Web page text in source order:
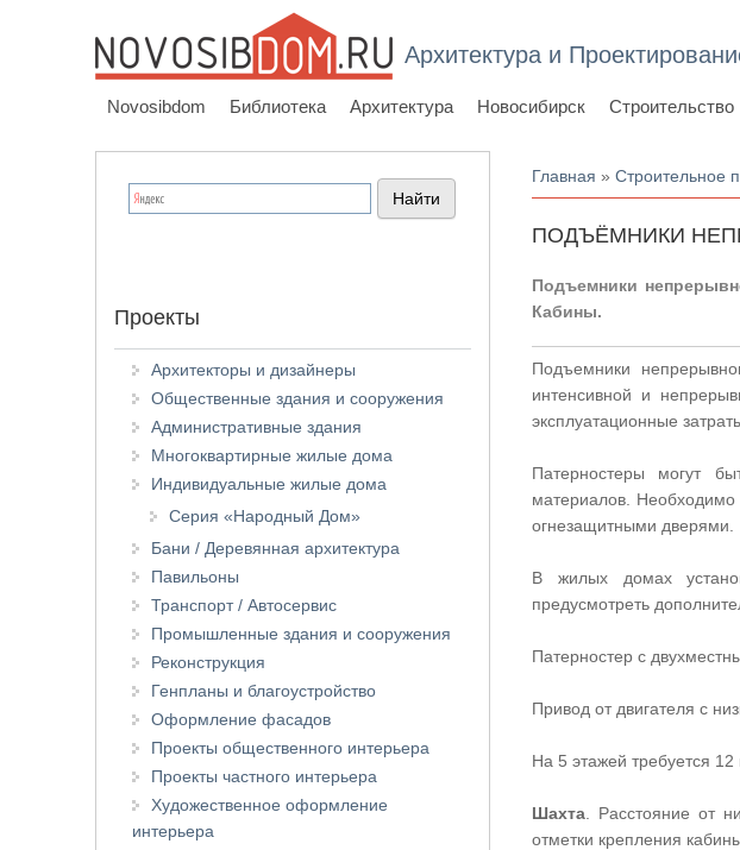
Архитектура и
Novosibdom Библиотека Архитектура Новосибирск Строительство
Вы здесь
Главная »Строительное
ПОДЪЁМНИКИ
Подъемники
Кабины.
Подъемники
интенсивной и
эксплуатационные
Патерностеры могут
материалов.
огнезащитными дверями.
В жилых домах
предусмотреть
Патерностер с
Привод от двигателя с
На 5 этажей требуется
Шахта . Расстояние от
отметки крепления
Проекты
Архитекторы и дизайнеры
Общественные здания и сооружения
Административные здания
Многоквартирные жилые дома
Индивидуальные жилые дома
Серия «Народный Дом»
Бани / Деревянная архитектура
Павильоны
Транспорт / Автосервис
Промышленные здания и сооружения
Реконструкция
Генпланы и благоустройство
Оформление фасадов
Проекты общественного интерьера
Проекты частного интерьера
Художественное оформление
интерьера